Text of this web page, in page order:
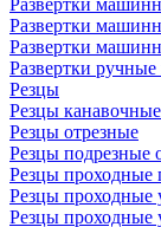
Развертки
Развертки
Развертки
Развертки ручные
Резцы
Резцы
Резцы отрезные
Резцы подрезные
Резцы проходные
Резцы проходные
Резцы проходные